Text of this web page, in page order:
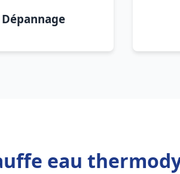
Dépannage
eau